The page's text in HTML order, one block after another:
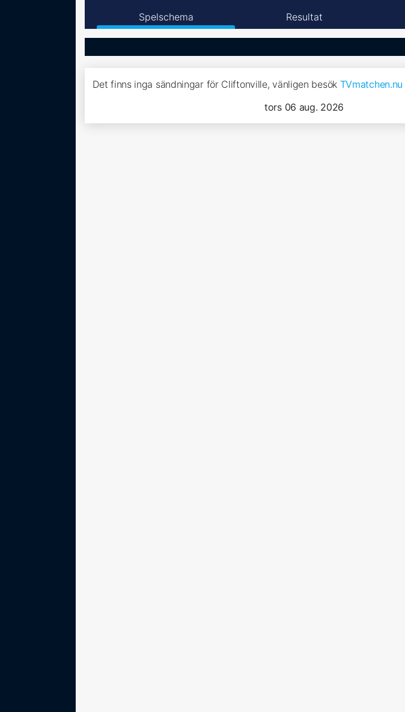
Spelschema Resultat
Det finns inga sändningar för Cliftonville, vänligen besök TVmatchen.nu
tors 06 aug. 2026